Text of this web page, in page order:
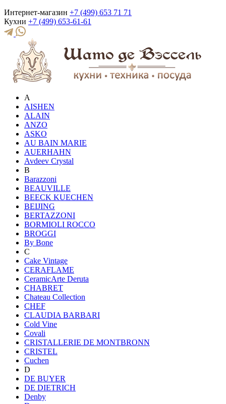
Интернет-магазин +7 (499) 653 71 71
Кухни +7 (499) 653-61-61
A
AISHEN
ALAIN
ANZO
ASKO
AU BAIN MARIE
AUERHAHN
Avdeev Crystal
B
Barazzoni
BEAUVILLE
BEECK KUECHEN
BEIJING
BERTAZZONI
BORMIOLI ROCCO
BROGGI
By Bone
C
Cake Vintage
CERAFLAME
CeramicArte Deruta
CHABRET
Chateau Collection
CHEF
CLAUDIA BARBARI
Cold Vine
Covali
CRISTALLERIE DE MONTBRONN
CRISTEL
Cuchen
D
DE BUYER
DE DIETRICH
Denby